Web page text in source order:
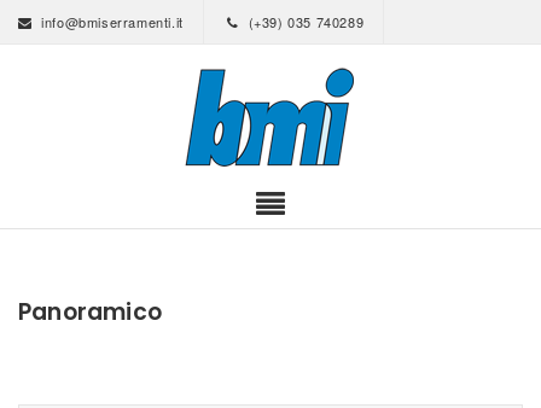
info@bmiserramenti.it (+39) 035 740289
Panoramico